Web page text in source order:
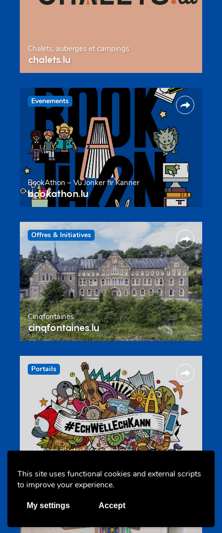
This site uses functional cookies and external scripts
to improve your experience.
My settings Accept
Chalets, auberges et campings
chalets.lu
Evenements
BookAthon – Vu Jonker fir Kanner
bookathon.lu
Offres & Initiatives
Cinqfontaines
cinqfontaines.lu
Portails
Annuaire d’activités pour jeunes
Offres & Initiatives